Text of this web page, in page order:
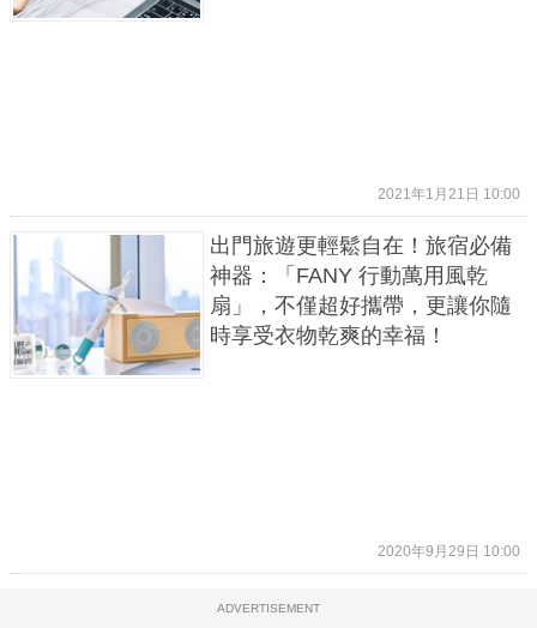
2021年1月21日 10:00
出門旅遊更輕鬆自在！旅宿必備
神器：「FANY 行動萬用風乾
扇」，不僅超好攜帶，更讓你隨
時享受衣物乾爽的幸福！
2020年9月29日 10:00
ADVERTISEMENT